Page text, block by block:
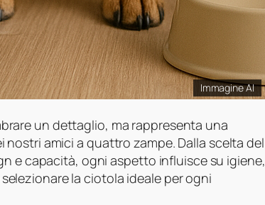
Immagine AI
un dettaglio, ma rappresenta una
amici a quattro zampe. Dalla scelta del
e capacità, ogni aspetto influisce su igiene,
la ciotola ideale per ogni